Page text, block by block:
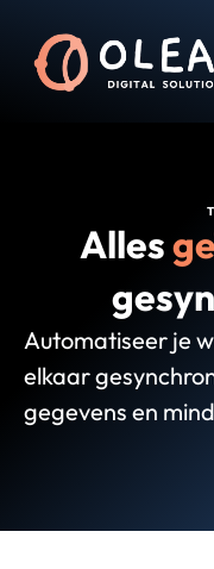
Alles
Automatiseer je
elkaar
gegevens en